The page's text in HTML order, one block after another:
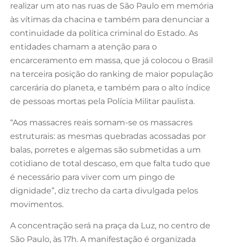
realizar um ato nas ruas de São Paulo em memória
às vítimas da chacina e também para denunciar a
continuidade da política criminal do Estado. As
entidades chamam a atenção para o
encarceramento em massa, que já colocou o Brasil
na terceira posição do ranking de maior população
carcerária do planeta, e também para o alto índice
de pessoas mortas pela Polícia Militar paulista.
“Aos massacres reais somam-se os massacres
estruturais: as mesmas quebradas acossadas por
balas, porretes e algemas são submetidas a um
cotidiano de total descaso, em que falta tudo que
é necessário para viver com um pingo de
dignidade”, diz trecho da carta divulgada pelos
movimentos.
A concentração será na praça da Luz, no centro de
São Paulo, às 17h. A manifestação é organizada